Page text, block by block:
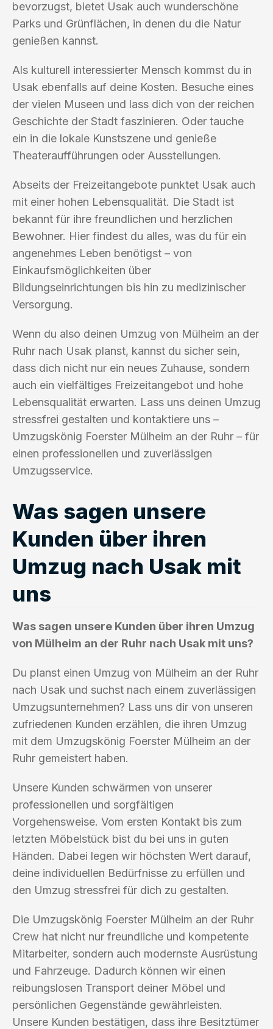
bevorzugst, bietet Usak auch wunderschöne
Parks und Grünflächen, in denen du die Natur
genießen kannst.
Als kulturell interessierter Mensch kommst du in
Usak ebenfalls auf deine Kosten. Besuche eines
der vielen Museen und lass dich von der reichen
Geschichte der Stadt faszinieren. Oder tauche
ein in die lokale Kunstszene und genieße
Theateraufführungen oder Ausstellungen.
Abseits der Freizeitangebote punktet Usak auch
mit einer hohen Lebensqualität. Die Stadt ist
bekannt für ihre freundlichen und herzlichen
Bewohner. Hier findest du alles, was du für ein
angenehmes Leben benötigst – von
Einkaufsmöglichkeiten über
Bildungseinrichtungen bis hin zu medizinischer
Versorgung.
Wenn du also deinen Umzug von Mülheim an der
Ruhr nach Usak planst, kannst du sicher sein,
dass dich nicht nur ein neues Zuhause, sondern
auch ein vielfältiges Freizeitangebot und hohe
Lebensqualität erwarten. Lass uns deinen Umzug
stressfrei gestalten und kontaktiere uns –
Umzugskönig Foerster Mülheim an der Ruhr – für
einen professionellen und zuverlässigen
Umzugsservice.
Was sagen unsere
Kunden über ihren
Umzug nach Usak mit
uns
Was sagen unsere Kunden über ihren Umzug
von Mülheim an der Ruhr nach Usak mit uns?
Du planst einen Umzug von Mülheim an der Ruhr
nach Usak und suchst nach einem zuverlässigen
Umzugsunternehmen? Lass uns dir von unseren
zufriedenen Kunden erzählen, die ihren Umzug
mit dem Umzugskönig Foerster Mülheim an der
Ruhr gemeistert haben.
Unsere Kunden schwärmen von unserer
professionellen und sorgfältigen
Vorgehensweise. Vom ersten Kontakt bis zum
letzten Möbelstück bist du bei uns in guten
Händen. Dabei legen wir höchsten Wert darauf,
deine individuellen Bedürfnisse zu erfüllen und
den Umzug stressfrei für dich zu gestalten.
Die Umzugskönig Foerster Mülheim an der Ruhr
Crew hat nicht nur freundliche und kompetente
Mitarbeiter, sondern auch modernste Ausrüstung
und Fahrzeuge. Dadurch können wir einen
reibungslosen Transport deiner Möbel und
persönlichen Gegenstände gewährleisten.
Unsere Kunden bestätigen, dass ihre Besitztümer